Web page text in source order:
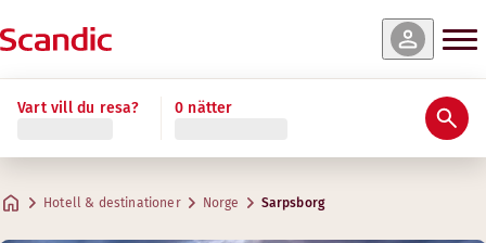
Vart vill du resa? 0 nätter
Hotell & destinationer Norge Sarpsborg